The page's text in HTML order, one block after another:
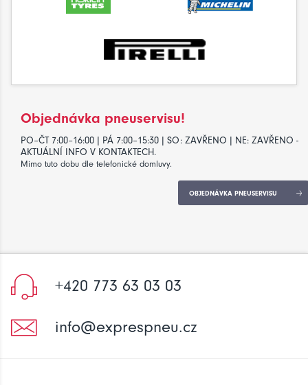
Objednávka pneuservisu!
PO–ČT 7:00–16:00 | PÁ 7:00–15:30 | SO: ZAVŘENO | NE: ZAVŘENO -
AKTUÁLNÍ INFO V KONTAKTECH.
Mimo tuto dobu dle telefonické domluvy.
OBJEDNÁVKA PNEUSERVISU
+420 773 63 03 03
info@exprespneu.cz